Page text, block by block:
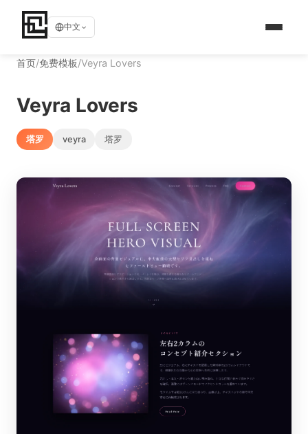
中文
首页/免费模板/Veyra Lovers
Veyra Lovers
塔罗 veyra 塔罗